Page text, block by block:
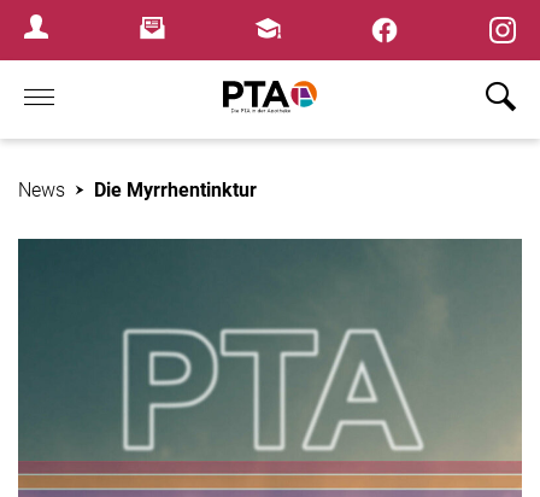
Login MenuNewsletterFortbildungen
Home
News Die Myrrhentinktur
×